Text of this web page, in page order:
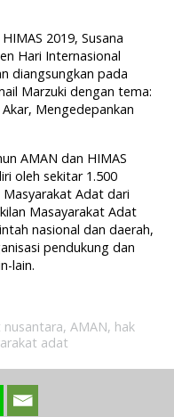
2019, Susana
Hari Internasional
diangsungkan pada
Marzuki dengan tema:
Mengedepankan
AMAN dan HIMAS
oleh sekitar 1.500
Adat dari
Masayarakat Adat
nasional dan daerah,
pendukung dan
lain.
nusantara,AMAN, hak
adat